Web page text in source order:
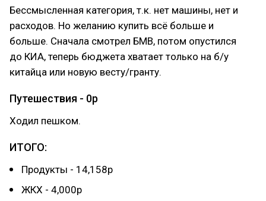
Бессмысленная категория, т.к. нет машины, нет и
расходов. Но желанию купить всё больше и
больше. Сначала смотрел БМВ, потом опустился
до КИА, теперь бюджета хватает только на б/у
китайца или новую весту/гранту.
Путешествия - 0р
Ходил пешком.
ИТОГО:
Продукты - 14,158р
ЖКХ - 4,000р